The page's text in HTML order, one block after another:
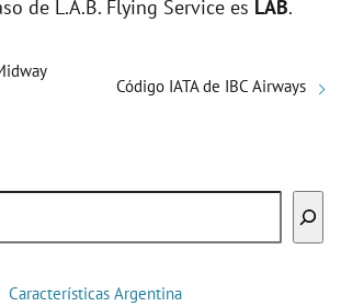
de L.A.B. Flying Service es LAB.
Código IATA de IBC Airways
Características Argentina